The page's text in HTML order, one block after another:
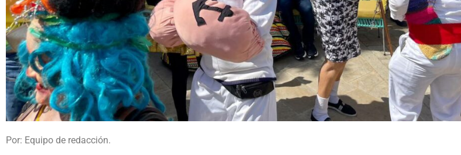
Por: Equipo de redacción.